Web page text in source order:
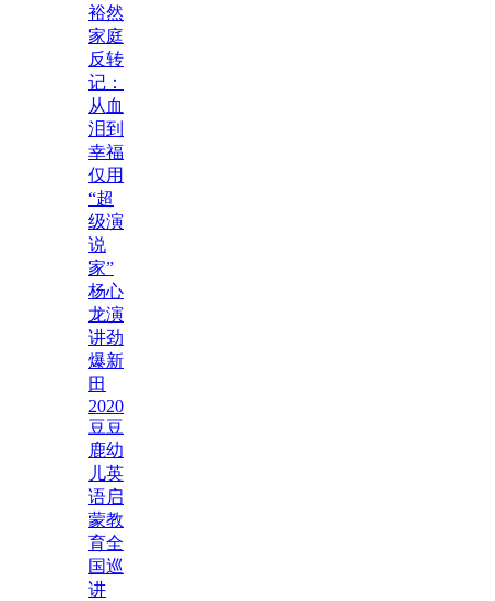
裕然
家庭
反转
记：
从血
泪到
幸福
仅用
“超
级演
说
家”
杨心
龙演
讲劲
爆新
田
2020
豆豆
鹿幼
儿英
语启
蒙教
育全
国巡
讲